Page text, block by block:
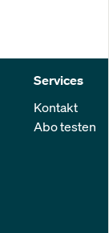
Services
Kontakt
Abo testen